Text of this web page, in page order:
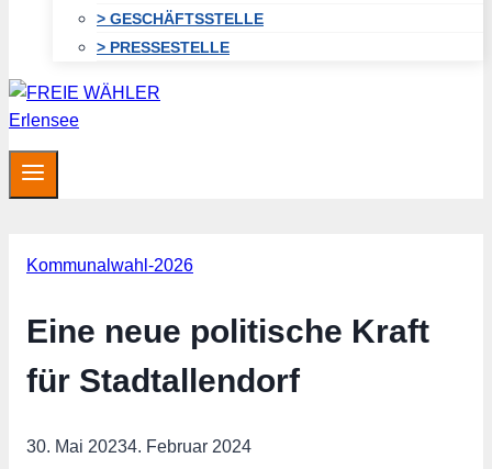
> GESCHÄFTSSTELLE
> PRESSESTELLE
Kommunalwahl-2026
Eine neue politische Kraft
für Stadtallendorf
30. Mai 20234. Februar 2024